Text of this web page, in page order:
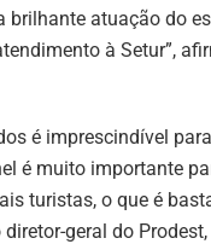
brilhante atuação do
à Setur”,
é imprescindível
é muito importante
turistas, o que é
geral do